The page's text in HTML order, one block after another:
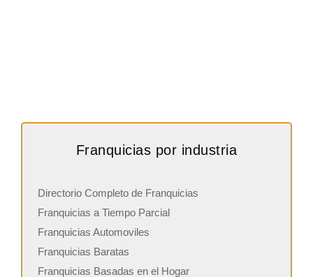
Franquicias por industria
Directorio Completo de Franquicias
Franquicias a Tiempo Parcial
Franquicias Automoviles
Franquicias Baratas
Franquicias Basadas en el Hogar